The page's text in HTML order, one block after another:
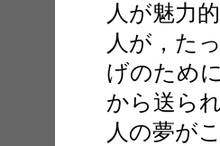
人が魅力
人が，た
げのため
から送ら
人の夢が